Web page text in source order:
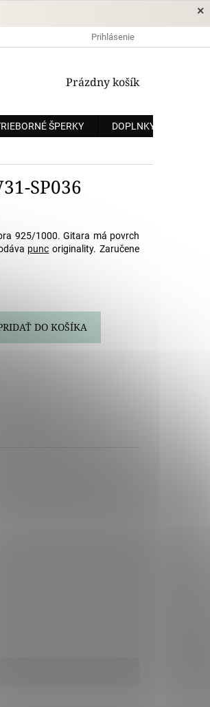
×
OCHRANA OSOBNÝCH ÚDAJOV
Prihlásenie
NÁKUPNÝ
Prázdny košík
ŠPERKY DOPLNKY
SP036
DO KOŠÍKA
925/1000. Gitara má povrch
punc originality. Zaručene